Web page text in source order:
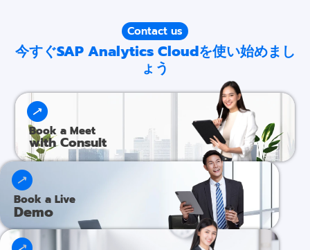
Contact us
今すぐSAP Analytics Cloudを使い始めまし
ょう
Book a Meet
with Consult
Book a Live
Demo​